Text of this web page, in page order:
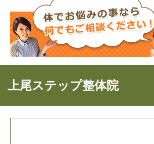
上尾ステップ整体院